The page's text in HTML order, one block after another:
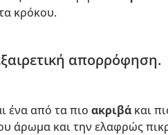
κρόκου.
απορρόφηση.
ένα από τα πιο ακριβά και
άρωμα και την ελαφρώς